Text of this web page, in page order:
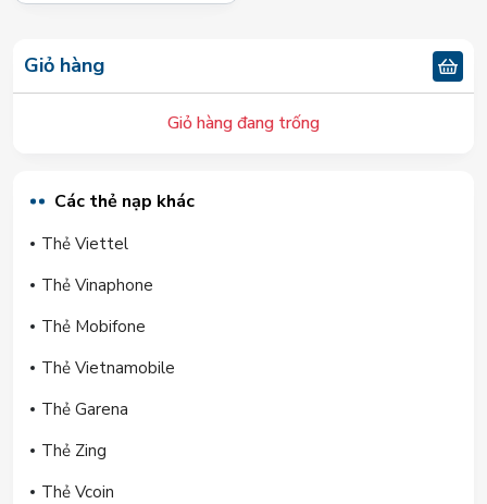
Các thẻ nạp khác
Thẻ Viettel
Thẻ Vinaphone
Thẻ Mobifone
Thẻ Vietnamobile
Thẻ Garena
Thẻ Zing
Thẻ Vcoin
Giỏ hàng
Giỏ hàng đang trống